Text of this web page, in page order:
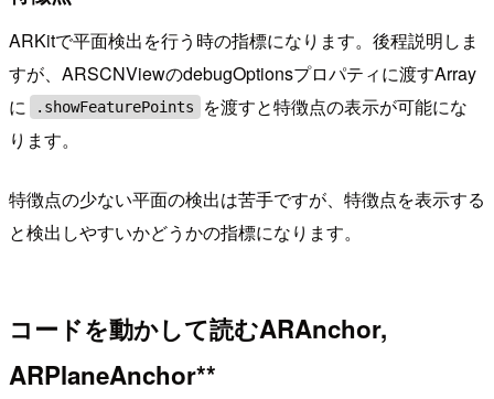
ARKitで平面検出を行う時の指標になります。後程説明しま
すが、ARSCNViewのdebugOptionsプロパティに渡すArray
に
.showFeaturePoints
を渡すと特徴点の表示が可能にな
ります。
特徴点の少ない平面の検出は苦手ですが、特徴点を表示する
と検出しやすいかどうかの指標になります。
コードを動かして読むARAnchor,
ARPlaneAnchor**